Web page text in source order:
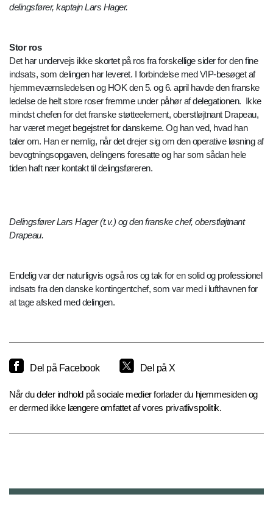
delingsfører, kaptajn Lars Hager.
Stor ros
Det har undervejs ikke skortet på ros fra forskellige sider for den fine
indsats, som delingen har leveret. I forbindelse med VIP-besøget af
hjemmeværnsledelsen og HOK den 5. og 6. april havde den franske
ledelse de helt store roser fremme under påhør af delegationen. Ikke
mindst chefen for det franske støtteelement, oberstløjtnant Drapeau,
har været meget begejstret for danskerne. Og han ved, hvad han
taler om. Han er nemlig, når det drejer sig om den operative løsning af
bevogtningsopgaven, delingens foresatte og har som sådan hele
tiden haft nær kontakt til delingsføreren.
Delingsfører Lars Hager (t.v.) og den franske chef, oberstløjtnant
Drapeau.
Endelig var der naturligvis også ros og tak for en solid og professionel
indsats fra den danske kontingentchef, som var med i lufthavnen for
at tage afsked med delingen.
Del på Facebook Del på X
Når du deler indhold på sociale medier forlader du hjemmesiden og
er dermed ikke længere omfattet af vores privatlivspolitik.